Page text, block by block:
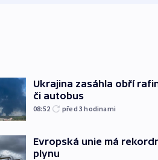
Ukrajina zasáhla obří
či autobus
08:52 před 3hodinami
Evropská unie má
plynu